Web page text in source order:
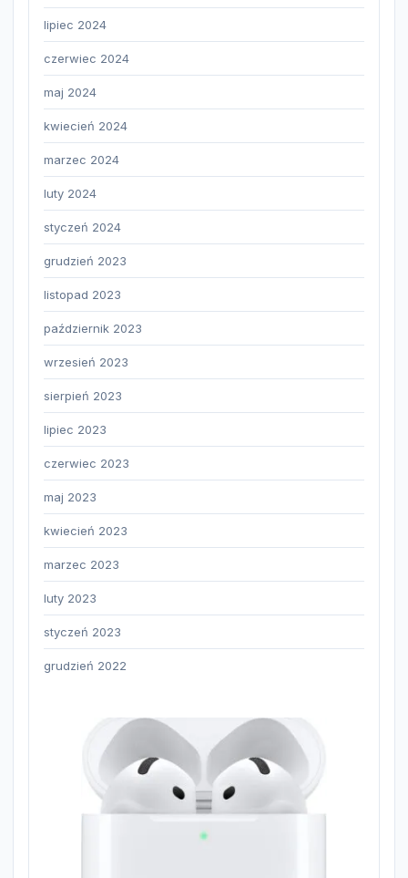
lipiec 2024
czerwiec 2024
maj 2024
kwiecień 2024
marzec 2024
luty 2024
styczeń 2024
grudzień 2023
listopad 2023
październik 2023
wrzesień 2023
sierpień 2023
lipiec 2023
czerwiec 2023
maj 2023
kwiecień 2023
marzec 2023
luty 2023
styczeń 2023
grudzień 2022